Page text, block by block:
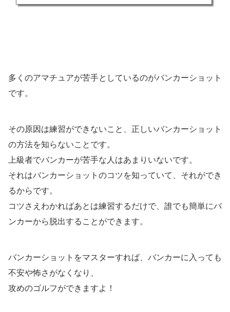
多くのアマチュアが苦手としているのがバンカーショット
です。
その原因は練習ができないこと、正しいバンカーショット
の方法を知らないことです。
上級者でバンカーが苦手な人はあまりいないです。
それはバンカーショットのコツを知っていて、それができ
るからです。
コツさえわかればあとは練習するだけで、誰でも簡単にバ
ンカーから脱出することができます。
バンカーショットをマスターすれば、バンカーに入っても
不安や怖さがなくなり、
攻めのゴルフができますよ！